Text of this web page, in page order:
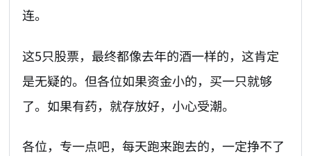
连。
这5只股票，最终都像去年的酒一样的，这肯定
是无疑的。但各位如果资金小的，买一只就够
了。如果有药，就存放好，小心受潮。
各位，专一点吧，每天跑来跑去的，一定挣不了